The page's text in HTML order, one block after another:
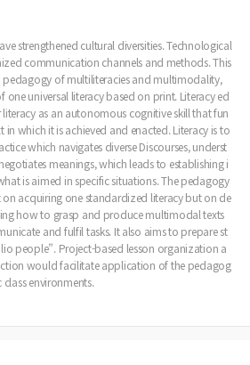
strengthened cultural diversities. Technological
communication channels and methods. This
pedagogy of multiliteracies and multimodality,
universal literacy based on print. Literacy ed
as an autonomous cognitive skill that fun
which it is achieved and enacted. Literacy is to
which navigates diverse Discourses, underst
meanings, which leads to establishing i
is aimed in specific situations. The pedagogy
on acquiring one standardized literacy but on de
how to grasp and produce multimodal texts
and fulfil tasks. It also aims to prepare st
people”. Project-based lesson organization a
would facilitate application of the pedagog
environments.